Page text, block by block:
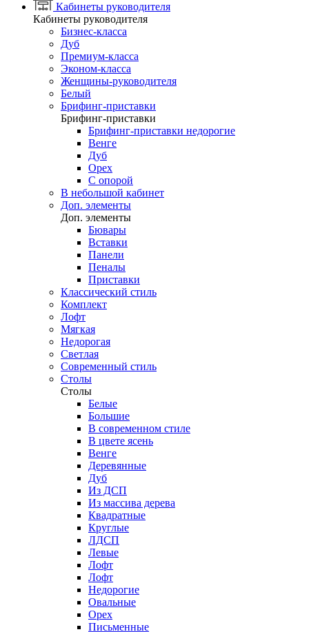
Кабинеты руководителя
Кабинеты руководителя
Бизнес-класса
Дуб
Премиум-класса
Эконом-класса
Женщины-руководителя
Белый
Брифинг-приставки
Брифинг-приставки
Брифинг-приставки недорогие
Венге
Дуб
Орех
С опорой
В небольшой кабинет
Доп. элементы
Доп. элементы
Бювары
Вставки
Панели
Пеналы
Приставки
Классический стиль
Комплект
Лофт
Мягкая
Недорогая
Светлая
Современный стиль
Столы
Столы
Белые
Большие
В современном стиле
В цвете ясень
Венге
Деревянные
Дуб
Из ДСП
Из массива дерева
Квадратные
Круглые
ЛДСП
Левые
Лофт
Лофт
Недорогие
Овальные
Орех
Письменные